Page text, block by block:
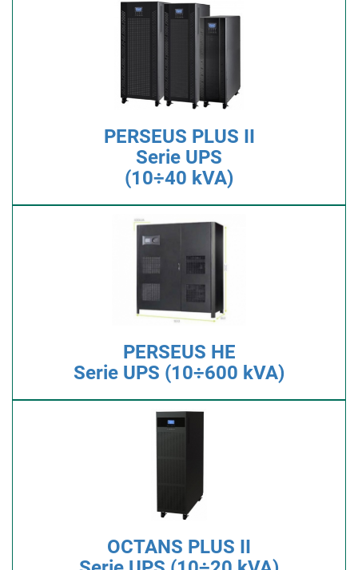
PERSEUS PLUS II
Serie UPS
(10÷40 kVA)
PERSEUS HE
Serie UPS (10÷600 kVA)
OCTANS PLUS II